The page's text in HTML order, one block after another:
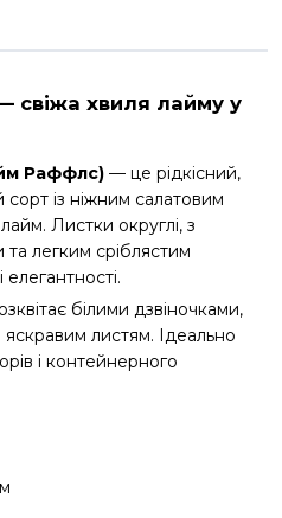
свіжа хвиля лайму у
Раффлс) — це рідкісний,
із ніжним салатовим
Листки округлі, з
легким сріблястим
білими дзвіночками,
яскравим листям. Ідеально
і контейнерного